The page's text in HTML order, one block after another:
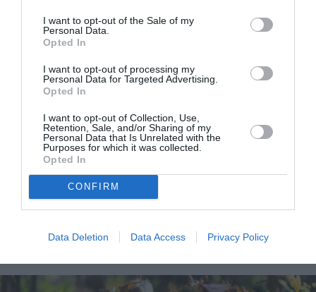
I want to opt-out of the Sale of my
Personal Data.
Opted In
I want to opt-out of processing my
Personal Data for Targeted Advertising.
Opted In
I want to opt-out of Collection, Use,
Retention, Sale, and/or Sharing of my
Personal Data that Is Unrelated with the
Purposes for which it was collected.
Opted In
CONFIRM
Data Deletion Data Access Privacy Policy
Εργαζόμενη σε σχολείο εξασφαλίζει
χριστουγεννιάτικα δώρα σε 400 μαθητές από
οικογένειες χαμηλού εισοδήματος